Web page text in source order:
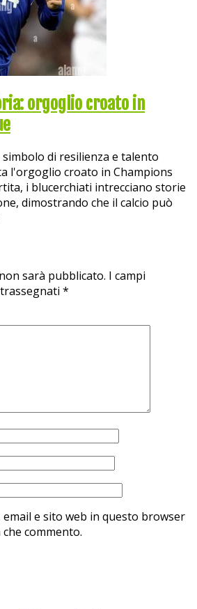
orgoglio croato in
di resilienza e talento
l'orgoglio croato in Champions
i blucerchiati intrecciano storie
dimostrando che il calcio può
sarà pubblicato. I campi
*
email e sito web in questo browser
commento.